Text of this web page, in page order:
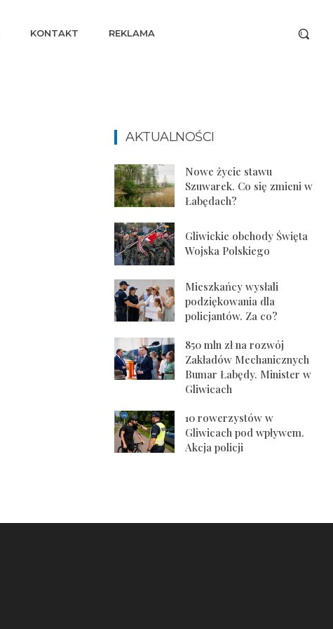
KONTAKT REKLAMA
AKTUALNOŚCI
Nowe życie stawu
Szuwarek. Co się zmieni w
Łabędach?
Gliwickie obchody Święta
Wojska Polskiego
Mieszkańcy wysłali
podziękowania dla
policjantów. Za co?
850 mln zł na rozwój
Zakładów Mechanicznych
Bumar Łabędy. Minister w
Gliwicach
10 rowerzystów w
Gliwicach pod wpływem.
Akcja policji